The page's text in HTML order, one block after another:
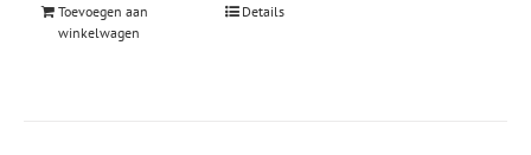
Toevoegen aan
winkelwagen
Details